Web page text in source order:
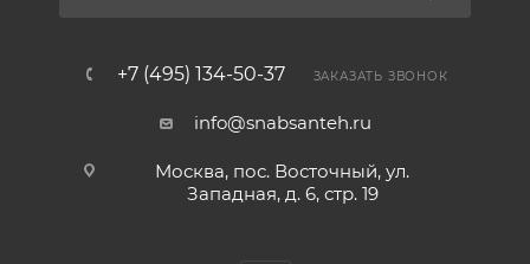
+7 (495) 134-50-37 ЗАКАЗАТЬ ЗВОНОК
info@snabsanteh.ru
Москва, пос. Восточный, ул.
Западная, д. 6, стр. 19